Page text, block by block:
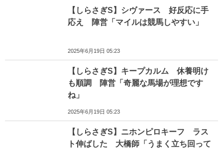
【しらさぎS】シヴァース 好反応に手
応え 陣営「マイルは競馬しやすい」
2025年6月19日 05:23
【しらさぎS】キープカルム 休養明け
も順調 陣営「奇麗な馬場が理想です
ね」
2025年6月19日 05:23
【しらさぎS】ニホンピロキーフ ラス
ト伸ばした 大橋師「うまく立ち回って